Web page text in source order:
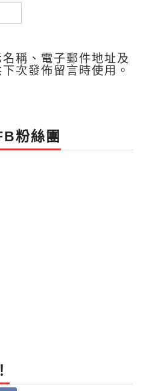
稱、電子郵件地址及
次發佈留言時使用。
粉絲團